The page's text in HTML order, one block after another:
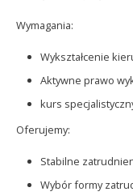
Wymagania:
Wykształcenie
Aktywne prawo
kurs
Oferujemy:
Stabilne
Wybór formy